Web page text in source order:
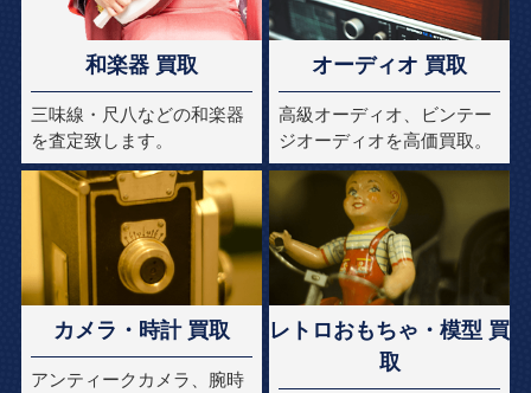
和楽器 買取
三味線・尺八などの和楽器
を査定致します。
オーディオ 買取
高級オーディオ、ビンテー
ジオーディオを高価買取。
カメラ・時計 買取
アンティークカメラ、腕時
レトロおもちゃ・模型 買
取